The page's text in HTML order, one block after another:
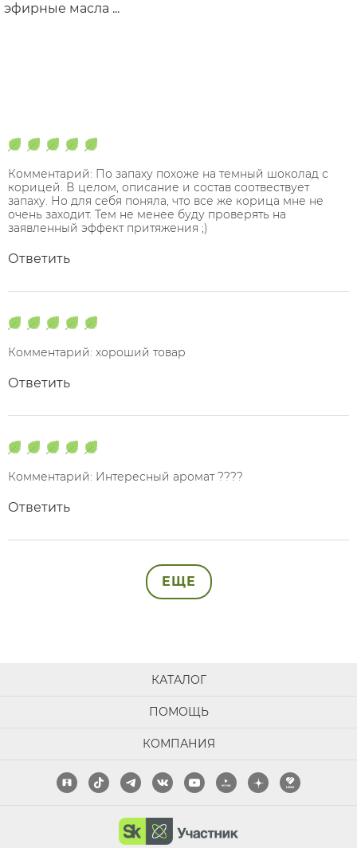
эфирные масла ...
Комментарий: По запаху похоже на темный шоколад с
корицей. В целом, описание и состав соотвествует
запаху. Но для себя поняла, что все же корица мне не
очень заходит. Тем не менее буду проверять на
заявленный эффект притяжения ;)
Ответить
Комментарий: хороший товар
Ответить
Комментарий: Интересный аромат ????
Ответить
ЕЩЕ
КАТАЛОГ
ПОМОЩЬ
КОМПАНИЯ